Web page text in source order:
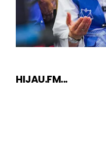
HIJAU.FM...